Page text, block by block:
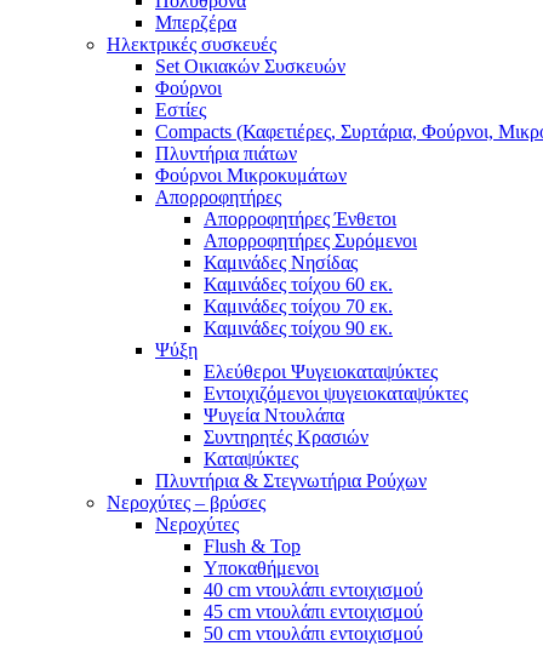
Μπερζέρα
Ηλεκτρικές συσκευές
Set Οικιακών Συσκευών
Φούρνοι
Εστίες
Compacts (Καφετιέρες, Συρτάρια, Φούρνοι,
Πλυντήρια πιάτων
Φούρνοι Μικροκυμάτων
Απορροφητήρες
Απορροφητήρες Ένθετοι
Απορροφητήρες Συρόμενοι
Καμινάδες Νησίδας
Καμινάδες τοίχου 60 εκ.
Καμινάδες τοίχου 70 εκ.
Καμινάδες τοίχου 90 εκ.
Ψύξη
Ελεύθεροι Ψυγειοκαταψύκτες
Εντοιχιζόμενοι ψυγειοκαταψύκτες
Ψυγεία Ντουλάπα
Συντηρητές Κρασιών
Καταψύκτες
Πλυντήρια & Στεγνωτήρια Ρούχων
Νεροχύτες – βρύσες
Νεροχύτες
Flush & Top
Υποκαθήμενοι
40 cm ντουλάπι εντοιχισμού
45 cm ντουλάπι εντοιχισμού
50 cm ντουλάπι εντοιχισμού